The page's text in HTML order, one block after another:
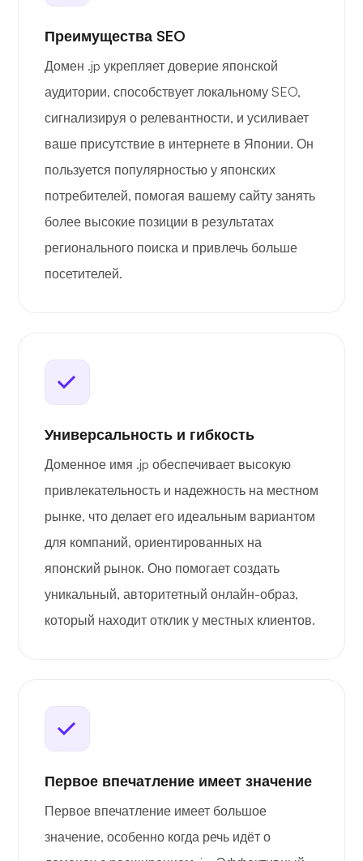
Преимущества SEO
Домен .jp укрепляет доверие японской
аудитории, способствует локальному SEO,
сигнализируя о релевантности, и усиливает
ваше присутствие в интернете в Японии. Он
пользуется популярностью у японских
потребителей, помогая вашему сайту занять
более высокие позиции в результатах
регионального поиска и привлечь больше
посетителей.
Универсальность и гибкость
Доменное имя .jp обеспечивает высокую
привлекательность и надежность на местном
рынке, что делает его идеальным вариантом
для компаний, ориентированных на
японский рынок. Оно помогает создать
уникальный, авторитетный онлайн-образ,
который находит отклик у местных клиентов.
Первое впечатление имеет значение
Первое впечатление имеет большое
значение, особенно когда речь идёт о